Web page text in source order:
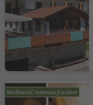
Możliwość rezerwacji online